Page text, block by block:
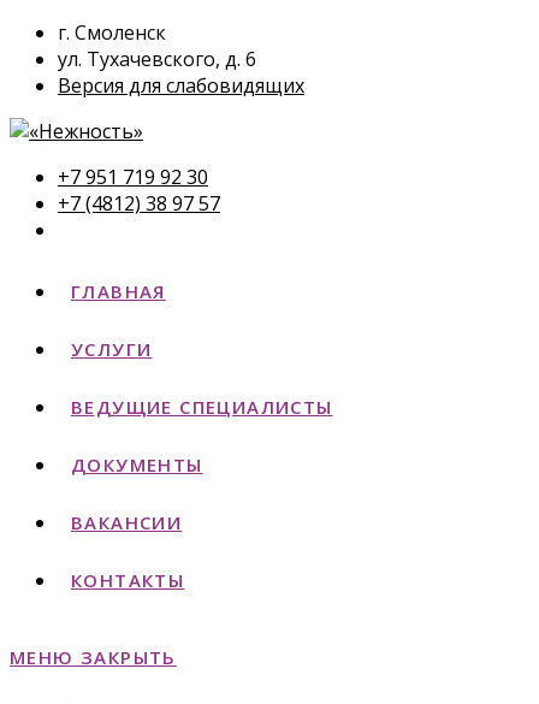
г. Смоленск
ул. Тухачевского, д. 6
Версия для слабовидящих
+7 951 719 92 30
+7 (4812) 38 97 57
ГЛАВНАЯ
УСЛУГИ
ВЕДУЩИЕ СПЕЦИАЛИСТЫ
ДОКУМЕНТЫ
ВАКАНСИИ
КОНТАКТЫ
МЕНЮ ЗАКРЫТЬ